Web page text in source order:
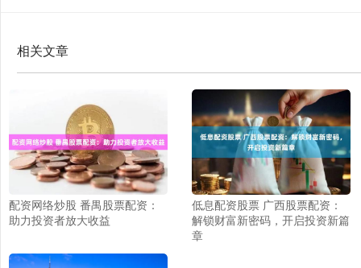
相关文章
配资网络炒股 番禺股票配资：
助力投资者放大收益
低息配资股票 广西股票配资：
解锁财富新密码，开启投资新篇
章